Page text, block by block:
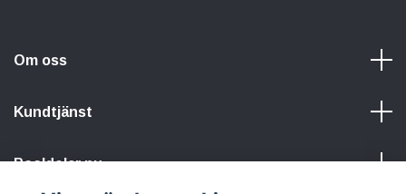
Om oss
Kundtjänst
Pooldelar.nu